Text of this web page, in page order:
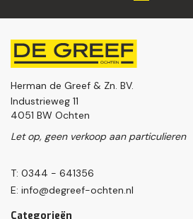
Herman de Greef & Zn. BV.
Industrieweg 11
4051 BW Ochten
Let op, geen verkoop aan particulieren
T: 0344 - 641356
E: info@degreef-ochten.nl
Categorieën